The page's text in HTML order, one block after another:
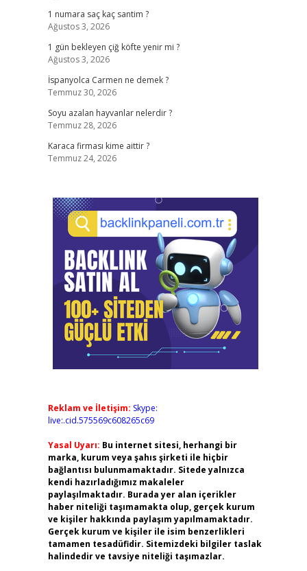
1 numara saç kaç santim ?
Ağustos 3, 2026
1 gün bekleyen çiğ köfte yenir mi ?
Ağustos 3, 2026
İspanyolca Carmen ne demek ?
Temmuz 30, 2026
Soyu azalan hayvanlar nelerdir ?
Temmuz 28, 2026
Karaca firması kime aittir ?
Temmuz 24, 2026
Reklam ve İletişim: Skype:
live:.cid.575569c608265c69
Yasal Uyarı: Bu internet sitesi, herhangi bir
marka, kurum veya şahıs şirketi ile hiçbir
bağlantısı bulunmamaktadır. Sitede yalnızca
kendi hazırladığımız makaleler
paylaşılmaktadır. Burada yer alan içerikler
haber niteliği taşımamakta olup, gerçek kurum
ve kişiler hakkında paylaşım yapılmamaktadır.
Gerçek kurum ve kişiler ile isim benzerlikleri
tamamen tesadüfidir. Sitemizdeki bilgiler taslak
halindedir ve tavsiye niteliği taşımazlar.